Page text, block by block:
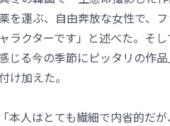
を運ぶ、自由奔放な女性で、
ラクターです」と述べた。そ
じる今の季節にピッタリの作
け加えた。
本人はとても繊細で内省的だ